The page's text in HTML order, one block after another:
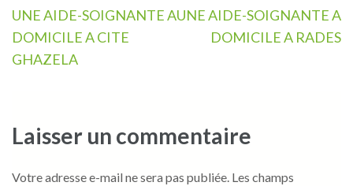
Navigation
de
l’article
UNE AIDE-SOIGNANTE A
DOMICILE A CITE
GHAZELA
UNE AIDE-SOIGNANTE A
DOMICILE A RADES
Laisser un commentaire
Votre adresse e-mail ne sera pas publiée. Les champs